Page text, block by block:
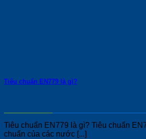
Tiêu chuẩn EN779 là gì?
Tiêu chuẩn EN779 là gì? Tiêu chuẩn
chuẩn của các nước [...]